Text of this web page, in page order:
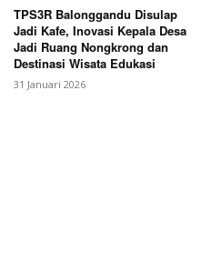
TPS3R Balonggandu Disulap
Jadi Kafe, Inovasi Kepala Desa
Jadi Ruang Nongkrong dan
Destinasi Wisata Edukasi
31 Januari 2026